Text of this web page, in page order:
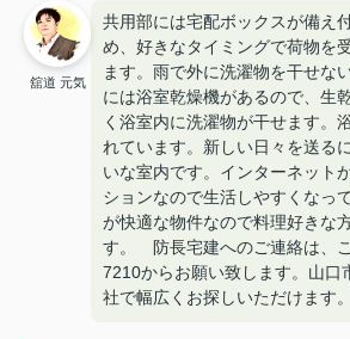
舘道 元気
共用部には宅配ボックスが備え
め、好きなタイミングで荷物を
ます。雨で外に洗濯物を干せな
には浴室乾燥機があるので、生
く浴室内に洗濯物が干せます。
れています。新しい日々を送る
いな室内です。インターネット
ションなので生活しやすくなっ
が快適な物件なので料理好きな
す。 防長宅建へのご連絡は、
7210からお願い致します。山口
社で幅広くお探しいただけます。